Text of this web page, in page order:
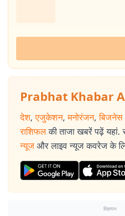
Prabhat Khabar
देश, एजुकेशन, मनोरंजन,
राशिफल की ताजा खबरें पढ़ें यहां.
न्यूज और लाइव न्यूज कवरेज के
विज्ञापन